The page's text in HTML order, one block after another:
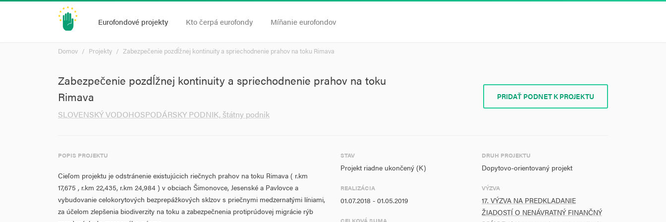
Eurofondové projekty Kto čerpá eurofondy Míňanie eurofondov
Domov Projekty Zabezpečenie pozdĺžnej kontinuity a spriechodnenie prahov na toku Rimava
Zabezpečenie pozdĺžnej kontinuity a spriechodnenie prahov na toku
Rimava
SLOVENSKÝ VODOHOSPODÁRSKY PODNIK, štátny podnik
PRIDAŤ PODNET K PROJEKTU
POPIS PROJEKTU
Cieľom projektu je odstránenie existujúcich riečnych prahov na toku Rimava ( r.km
17,675 , r.km 22,435, r.km 24,984 ) v obciach Šimonovce, Jesenské a Pavlovce a
vybudovanie celokorytových bezprepážkových sklzov s priečnymi medzernatými líniami,
za účelom zlepšenia biodiverzity na toku a zabezpečnenia protiprúdovej migrácie rýb
STAV
Projekt riadne ukončený (K)
REALIZÁCIA
01.07.2018 - 01.05.2019
DRUH PROJEKTU
Dopytovo-orientovaný projekt
VÝZVA
17. VÝZVA NA PREDKLADANIE
ŽIADOSTÍ O NENÁVRATNÝ FINANČNÝ